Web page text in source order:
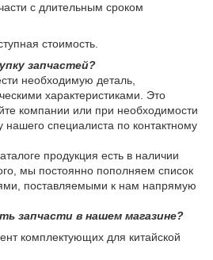
с длительным сроком
стоимость.
запчастей?
необходимую деталь,
характеристиками. Это
компании или при необходимости
нашего специалиста по контактному
продукция есть в наличии
мы постоянно пополняем список
поставляемыми к нам напрямую
запчасти в нашем магазине?
комплектующих для китайской